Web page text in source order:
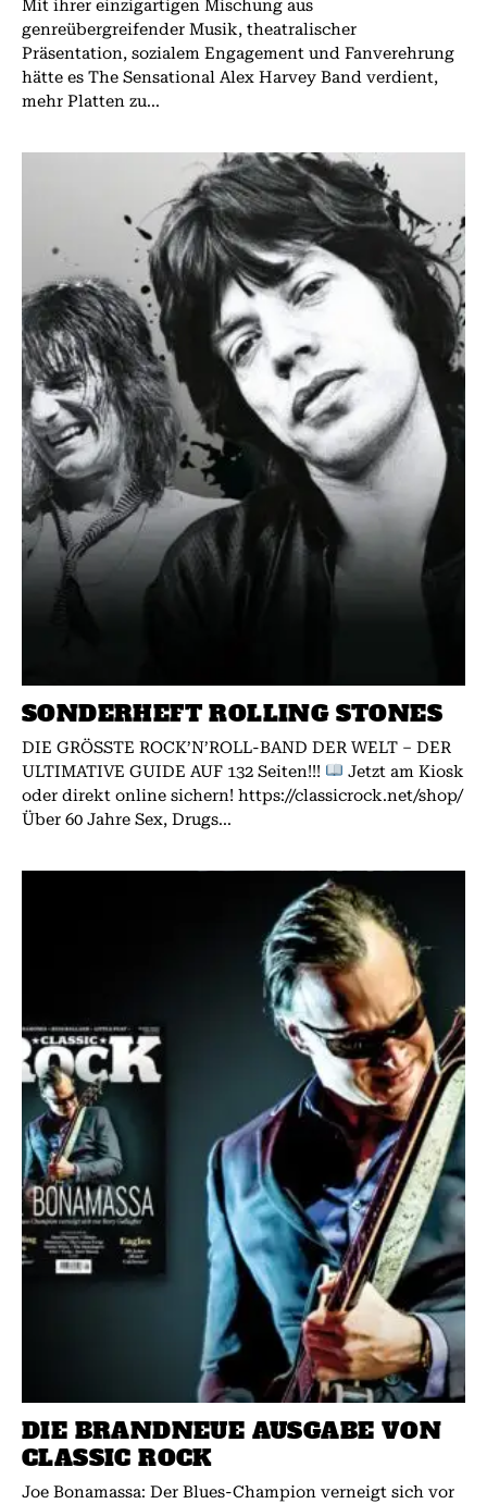
Mit ihrer einzigartigen Mischung aus
genreübergreifender Musik, theatralischer
Präsentation, sozialem Engagement und Fanverehrung
hätte es The Sensational Alex Harvey Band verdient,
mehr Platten zu...
SONDERHEFT ROLLING STONES
DIE GRÖSSTE ROCK’N’ROLL-BAND DER WELT – DER
ULTIMATIVE GUIDE AUF 132 Seiten!!!
Jetzt am Kiosk
oder direkt online sichern! https://classicrock.net/shop/
Über 60 Jahre Sex, Drugs...
DIE BRANDNEUE AUSGABE VON
CLASSIC ROCK
Joe Bonamassa: Der Blues-Champion verneigt sich vor